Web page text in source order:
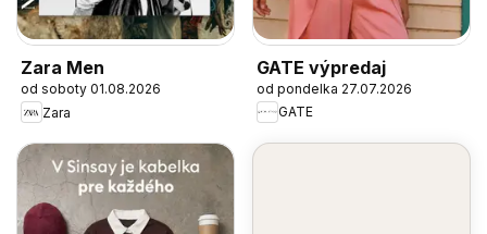
Zara Men
od soboty 01.08.2026
Zara
GATE výpredaj
od pondelka 27.07.2026
GATE